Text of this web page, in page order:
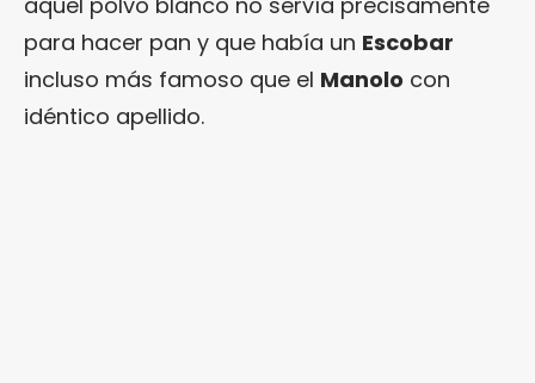
para hacer pan y que había un Escobar
incluso más famoso que el Manolo con
idéntico apellido.